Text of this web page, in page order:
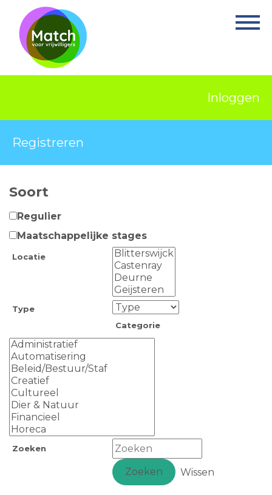
Home
Activiteiten
Projecten
Over Match
Ervaringsplek
Contact
Inloggen
Registreren
Soort
Regulier
Maatschappelijke stages
Locatie
Type
Categorie
Zoeken
Zoeken Wissen